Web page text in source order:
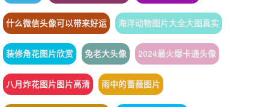
什么微信头像可以带来好运 海洋动物图片大全大图真实
装修角花图片欣赏 兔老大头像 2024最火爆卡通头像
八月炸花图片图片高清 雨中的蔷薇图片